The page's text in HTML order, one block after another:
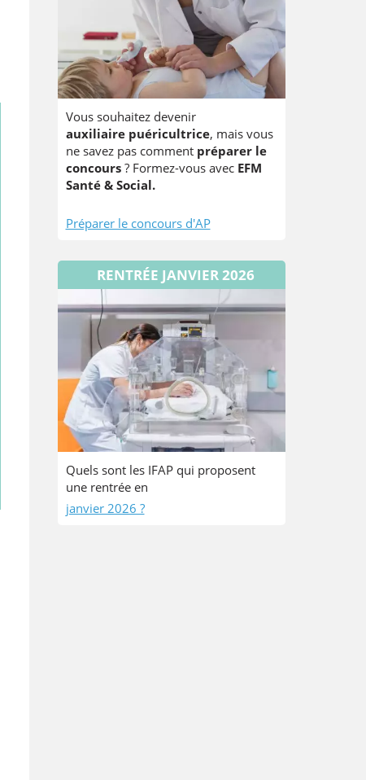
Vous souhaitez devenir
auxiliaire puéricultrice, mais vous
ne savez pas comment préparer le
concours? Formez-vous avec EFM
Santé & Social.
Préparer le concours d'AP
RENTRÉE JANVIER 2026
Quels sont les IFAP qui proposent
une rentrée en
janvier 2026 ?